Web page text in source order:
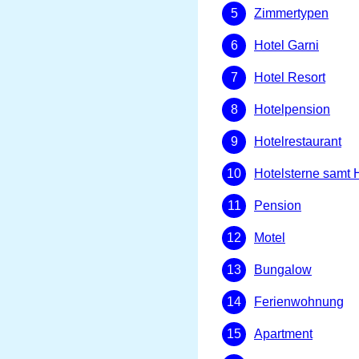
Zimmertypen
Hotel Garni
Hotel Resort
Hotelpension
Hotelrestaurant
Hotelsterne samt
Pension
Motel
Bungalow
Ferienwohnung
Apartment